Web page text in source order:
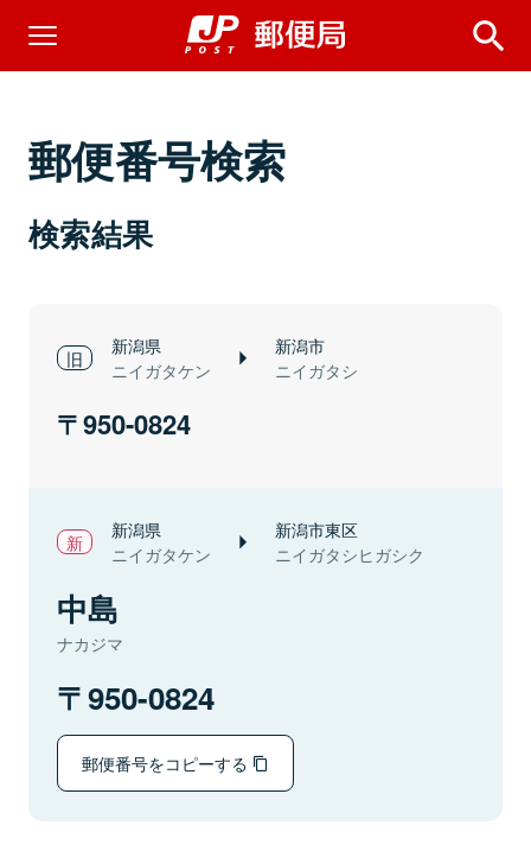
郵便番号検索
検索結果
新潟県
ニイガタケン
新潟市
ニイガタシ
950-0824
新潟県
ニイガタケン
新潟市東区
ニイガタシヒガシク
中島
ナカジマ
950-0824
郵便番号をコピーする